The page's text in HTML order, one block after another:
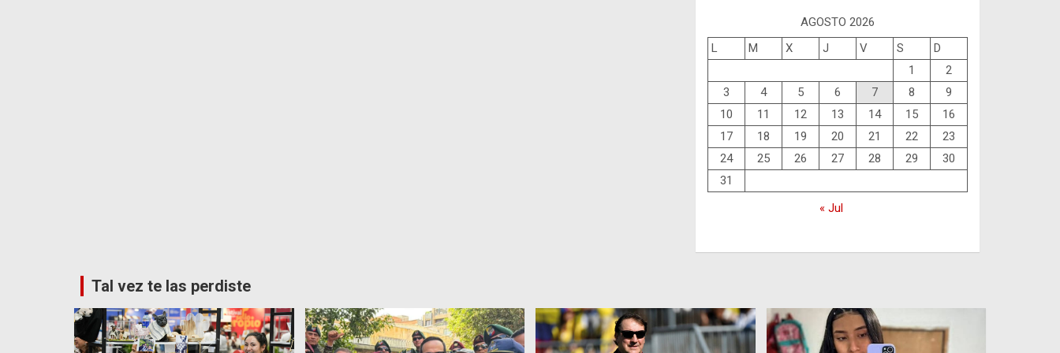
AGOSTO 2026
L
M X J V S
D
1
2
3
4 5 6 7 8
9
10
11 12 13 14 15
16
17
18 19 20 21 22
23
24
25 26 27 28 29
30
31
« Jul
Tal vez te las perdiste